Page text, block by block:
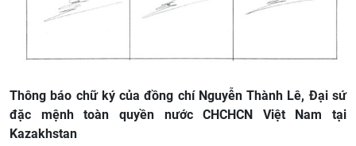
Thông báo chữ ký của đồng chí Nguyễn Thành Lê, Đại sứ
đặc mệnh toàn quyền nước CHCHCN Việt Nam tại
Kazakhstan